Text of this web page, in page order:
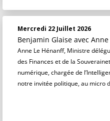
Mercredi 22 Juillet 2026
Benjamin Glaise avec
Anne Le Hénanff, Ministre
des Finances et de la
numérique, chargée de
notre invitée politique, au micro